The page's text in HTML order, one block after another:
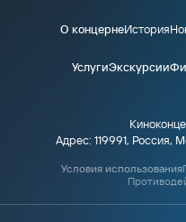
О концернеИстория
УслугиЭкскурсии
Адрес: 119991, Россия,
Условия использования